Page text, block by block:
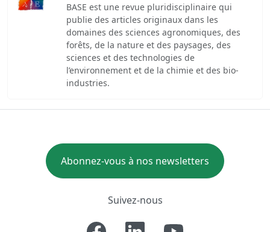
BASE est une revue pluridisciplinaire qui
publie des articles originaux dans les
domaines des sciences agronomiques, des
forêts, de la nature et des paysages, des
sciences et des technologies de
l’environnement et de la chimie et des bio-
industries.
Abonnez-vous à nos newsletters
Suivez-nous